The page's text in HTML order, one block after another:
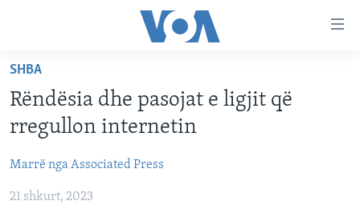
faqen
kryesore
tek
faqja
Kalo
FAQJA KRYESORE
KATEGORITË
BALLKANI
EVROPA
DITARI
SHBA
Rëndësia dhe pasojat e ligjit që
rregullon internetin
Marrë nga Associated Press
21 shkurt, 2023